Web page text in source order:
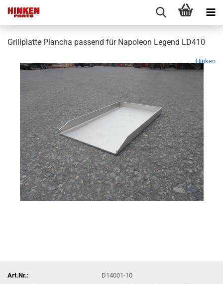
Grillplatte Plancha passend für Napoleon Legend LD410
Hinken
Art.Nr.:
D14001-10